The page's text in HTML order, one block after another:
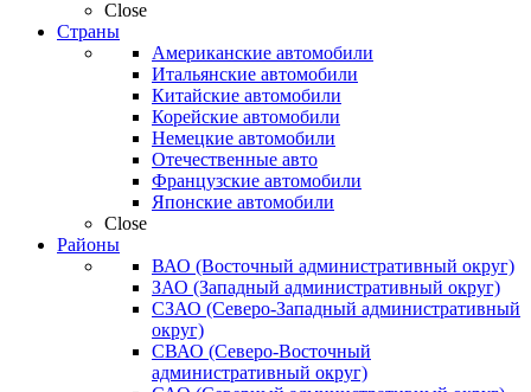
Close
Страны
Американские автомобили
Итальянские автомобили
Китайские автомобили
Корейские автомобили
Немецкие автомобили
Отечественные авто
Французские автомобили
Японские автомобили
Close
Районы
ВАО (Восточный административный округ)
ЗАО (Западный административный округ)
СЗАО (Северо-Западный административный
округ)
СВАО (Северо-Восточный
административный округ)